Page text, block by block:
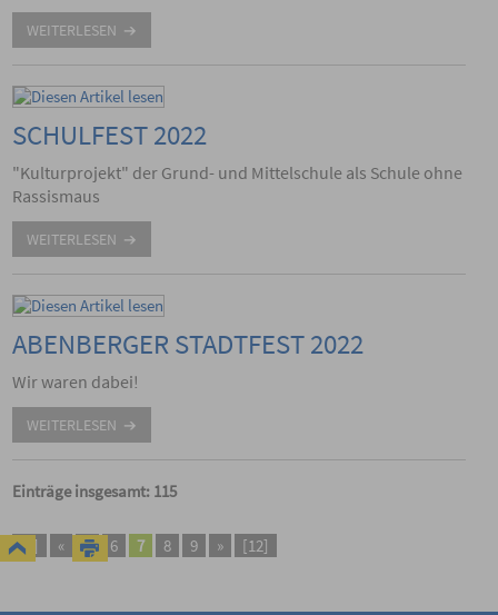
WEITERLESEN
SCHULFEST 2022
"Kulturprojekt" der Grund- und Mittelschule als Schule ohne
Rassismaus
WEITERLESEN
ABENBERGER STADTFEST 2022
Wir waren dabei!
WEITERLESEN
Einträge insgesamt: 115
[1] « 5 6 7 8 9 » [12]